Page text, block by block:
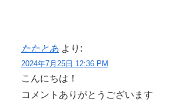
たたとあ より:
2024年7月25日 12:36 PM
こんにちは！
コメントありがとうございます